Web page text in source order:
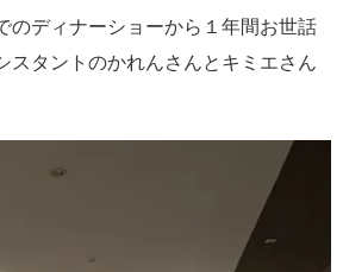
のディナーショーから１年間お世話
スタントのかれんさんとキミエさん